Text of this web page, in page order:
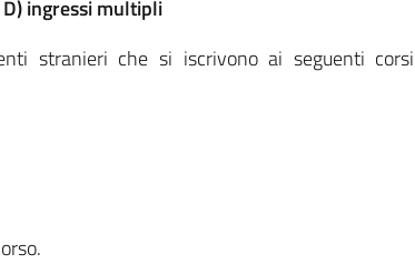
ingressi multipli
stranieri che si iscrivono ai seguenti corsi